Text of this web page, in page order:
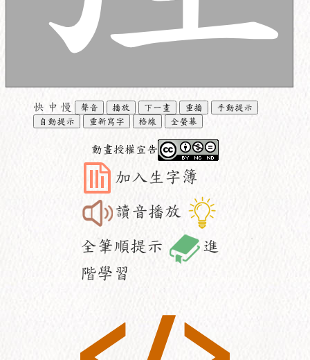
快 中 慢 聲音 播放 下一畫 重播
手動提示
自動提示
重新寫字 格線 全螢幕
動畫授權宣告
加入生字簿
讀音播放
全筆順提示
進
階學習